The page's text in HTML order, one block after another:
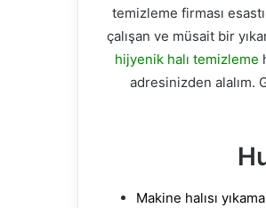
temizleme firması
çalışan ve müsait bir
hijyenik halı temizleme
adresinizden alalım.
Makine halısı